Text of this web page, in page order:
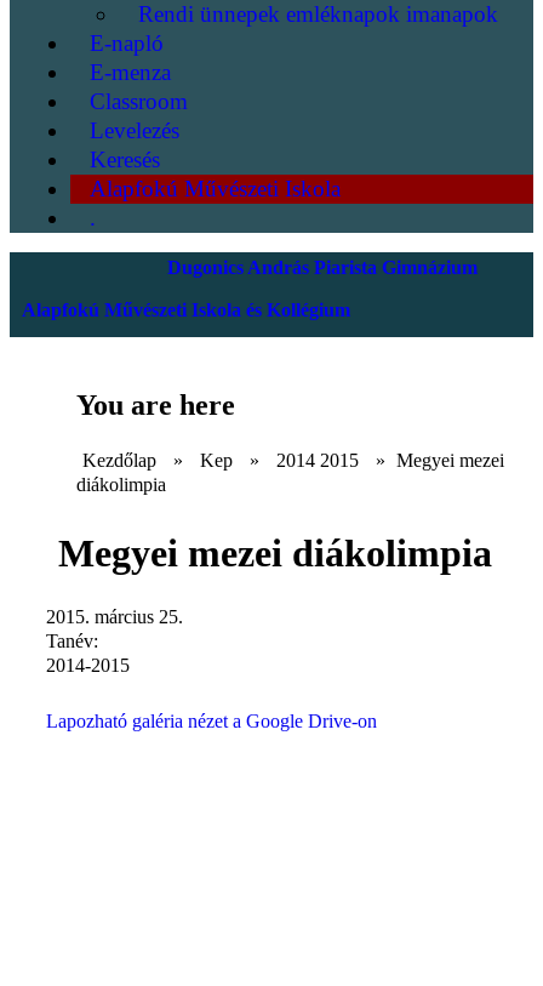
Rendi ünnepek emléknapok imanapok
E-napló
E-menza
Classroom
Levelezés
Keresés
Alapfokú Művészeti Iskola
.
Dugonics András Piarista Gimnázium
Alapfokú Művészeti Iskola és Kollégium
You are here
Kezdőlap » Kep » 2014 2015 » Megyei mezei
diákolimpia
Megyei mezei diákolimpia
2015. március 25.
Tanév:
2014-2015
Lapozható galéria nézet a Google Drive-on